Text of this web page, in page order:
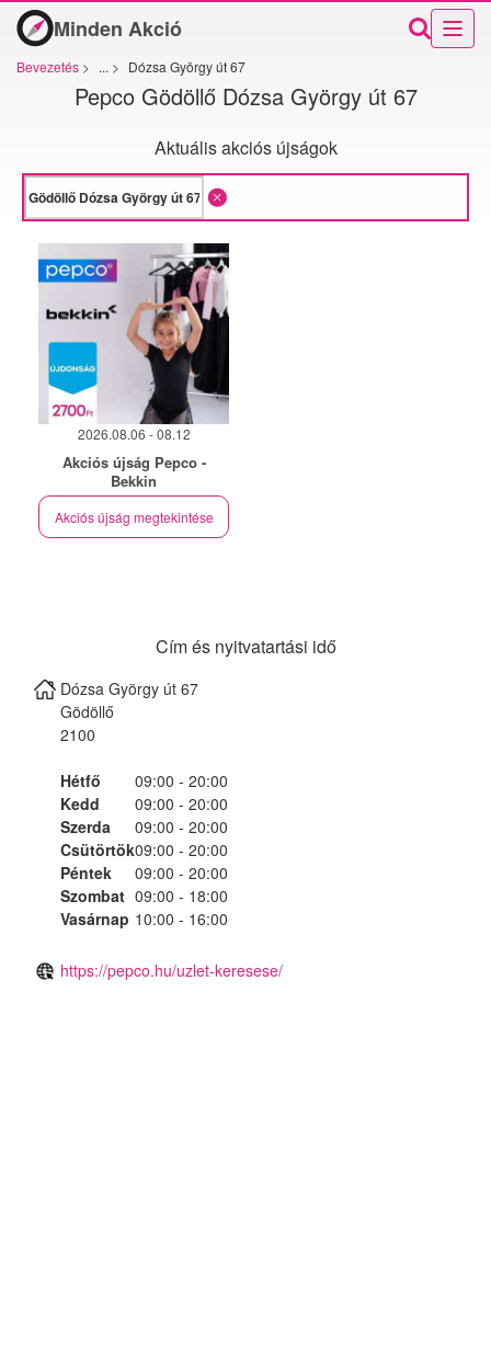
Minden Akció
Bevezetés > ... > Dózsa György út 67
Pepco Gödöllő Dózsa György út 67
Aktuális akciós újságok
2026.08.06 - 08.12
Akciós újság Pepco -
Bekkin
Akciós újság megtekintése
Cím és nyitvatartási idő
Dózsa György út 67
Gödöllő
2100
Hétfő
09:00 - 20:00
Kedd
09:00 - 20:00
Szerda
09:00 - 20:00
Csütörtök09:00 - 20:00
Péntek
09:00 - 20:00
Szombat 09:00 - 18:00
Vasárnap 10:00 - 16:00
https://pepco.hu/uzlet-keresese/